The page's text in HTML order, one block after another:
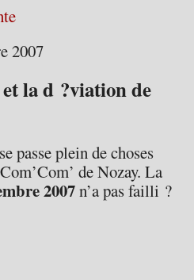
2007
la d ?viation de
passe plein de choses
de Nozay. La
2007n’a pas failli ?